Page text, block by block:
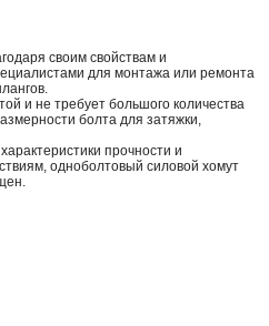
своим свойствам и
для монтажа или ремонта
и не требует большого количества
болта для затяжки,
прочности и
одноболтовый силовой хомут